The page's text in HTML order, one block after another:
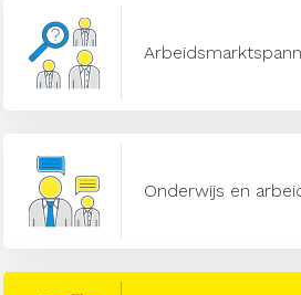
Onderwijs en